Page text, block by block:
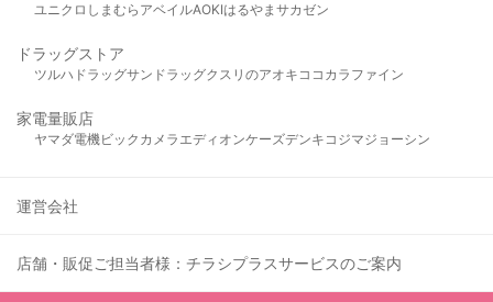
ユニクロ しまむら アベイルAOKIはるやま サカゼン
ドラッグストア
ツルハドラッグサンドラッグクスリのアオキ ココカラファイン
家電量販店
ヤマダ電機ビックカメラ エディオンケーズデンキ コジマジョーシン
運営会社
店舗・販促ご担当者様：チラシプラスサービスのご案内